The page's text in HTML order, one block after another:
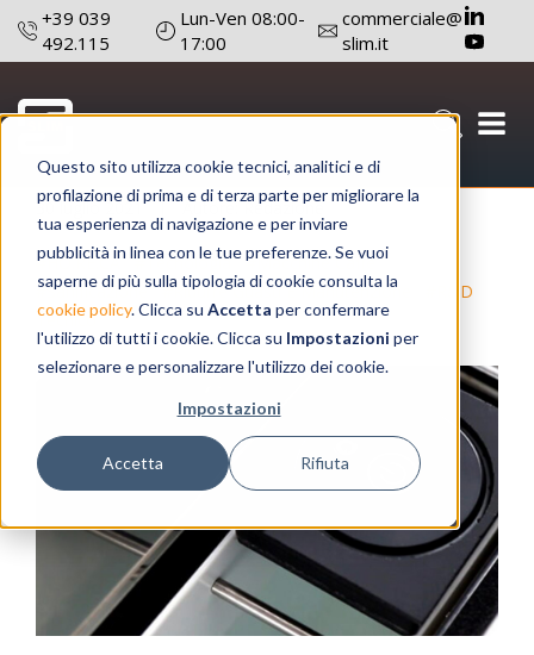
Questo sito utilizza cookie tecnici, analitici e di
profilazione di prima e di terza parte per migliorare la
tua esperienza di navigazione e per inviare
pubblicità in linea con le tue preferenze. Se vuoi
saperne di più sulla tipologia di cookie consulta la
cookie policy. Clicca su Accetta per confermare
l'utilizzo di tutti i cookie. Clicca su Impostazioni per
selezionare e personalizzare l'utilizzo dei cookie.
Impostazioni
Accetta Rifiuta
+39 039
492.115
Lun-Ven 08:00-
17:00
commerciale@
slim.it
30 luglio 2021 Autore: Redazione
#HO.RE.CA #Tecnologia #Macchine Caffè
#Sanificazione #Ridurre Guasti E Manutenzione
#R&D
Tecnico